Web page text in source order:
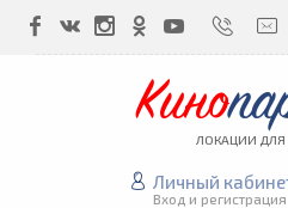
Кино
ЛОКАЦИИ
Личный
Вход и регистрация